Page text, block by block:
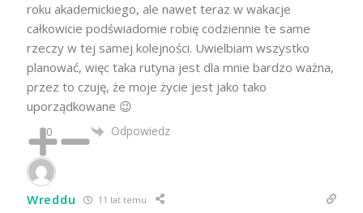
roku akademickiego, ale nawet teraz w wakacje
całkowicie podświadomie robię codziennie te same
rzeczy w tej samej kolejności. Uwielbiam wszystko
planować, więc taka rutyna jest dla mnie bardzo ważna,
przez to czuję, że moje życie jest jako tako
uporządkowane 😉
0 Odpowiedz
Wreddu 11 lat temu